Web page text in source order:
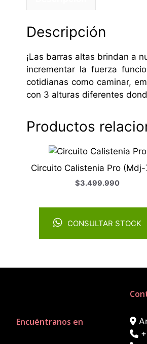
Descripción
¡Las barras altas brindan a
incrementar la fuerza
cotidianas como caminar,
con 3 alturas diferentes
Productos
Circuito Calistenia Pro
$3.499.990
CONSULTAR STOCK
Encuéntranos en